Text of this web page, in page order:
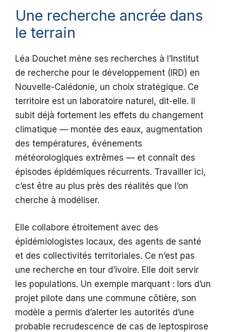
Une recherche ancrée dans
le terrain
Léa Douchet mène ses recherches à l’Institut
de recherche pour le développement (IRD) en
Nouvelle-Calédonie, un choix stratégique. Ce
territoire est un laboratoire naturel, dit-elle. Il
subit déjà fortement les effets du changement
climatique — montée des eaux, augmentation
des températures, événements
météorologiques extrêmes — et connaît des
épisodes épidémiques récurrents. Travailler ici,
c’est être au plus près des réalités que l’on
cherche à modéliser.
Elle collabore étroitement avec des
épidémiologistes locaux, des agents de santé
et des collectivités territoriales. Ce n’est pas
une recherche en tour d’ivoire. Elle doit servir
les populations. Un exemple marquant : lors d’un
projet pilote dans une commune côtière, son
modèle a permis d’alerter les autorités d’une
probable recrudescence de cas de leptospirose